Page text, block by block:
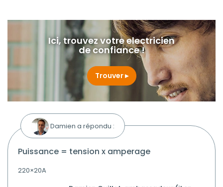
Ici, trouvez votre electricien
de confiance !
Trouver
Damien a répondu :
puissance = tension x amperage
220×20A